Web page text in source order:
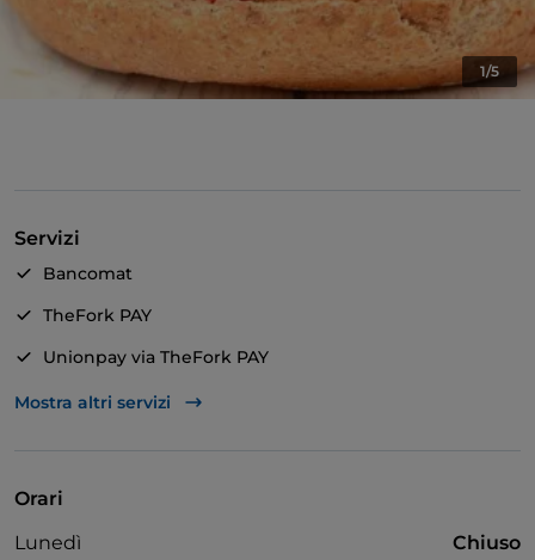
1/5
Servizi
Bancomat
TheFork PAY
Unionpay via TheFork PAY
Visa
Mostra altri servizi
Orari
Lunedì
Chiuso